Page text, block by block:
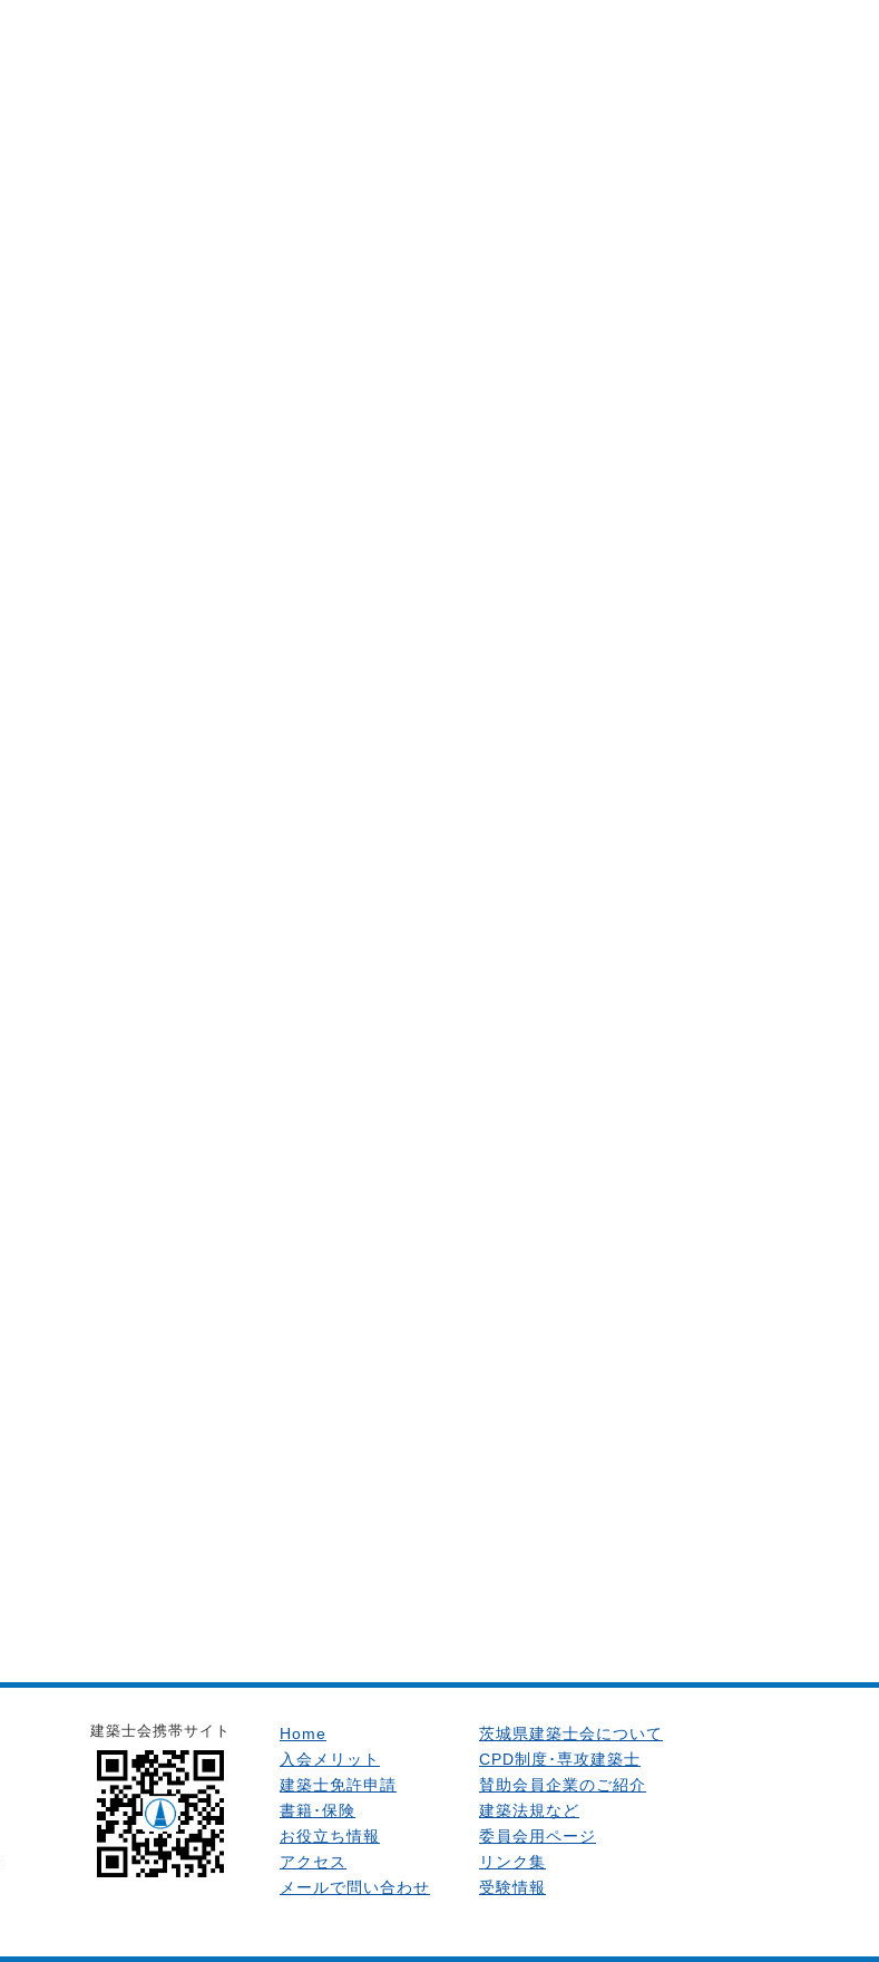
Home
入会メリット
建築士免許申請
書籍･保険
お役立ち情報
アクセス
メールで問い合わせ
茨城県建築士会について
CPD制度･専攻建築士
賛助会員企業のご紹介
建築法規など
委員会用ページ
リンク集
受験情報
建築士会携帯サイト